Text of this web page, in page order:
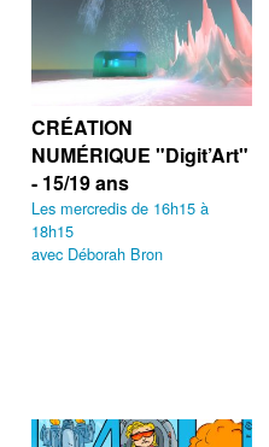
CRÉATION
NUMÉRIQUE "Digit’Art"
- 15/19 ans
Les mercredis de 16h15 à
18h15
avec Déborah Bron